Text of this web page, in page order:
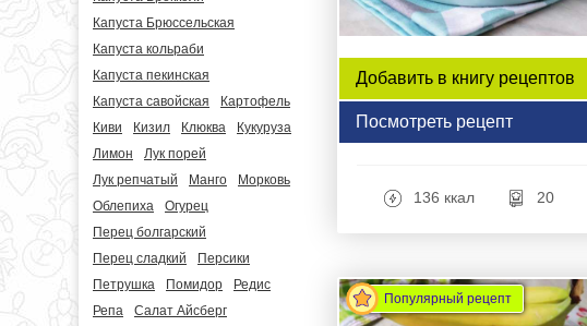
Капуста Брюссельская
Капуста кольраби
Капуста пекинская
Капуста савойская
Картофель
Киви
Кизил Клюква
Кукуруза
Лимон
Лук порей
Лук репчатый
Манго
Морковь
Облепиха
Огурец
Перец болгарский
Перец сладкий
Персики
Петрушка
Помидор
Редис
Репа
Салат Айсберг
Добавить в книгу рецептов
Посмотреть рецепт
136 ккал 20
Популярный рецепт